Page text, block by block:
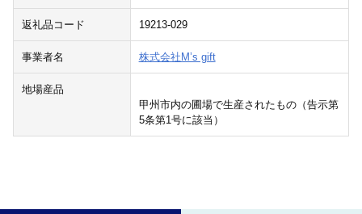
返礼品コード 19213-029
事業者名 株式会社M’s gift
地場産品
甲州市内の圃場で生産されたもの（告示第
5条第1号に該当）